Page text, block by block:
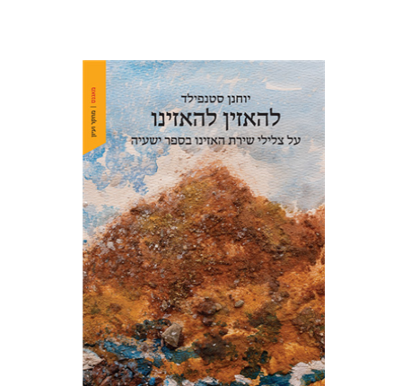
יוחנן סטנפילד
הנחת אתר ספר מודפס
$53
$48